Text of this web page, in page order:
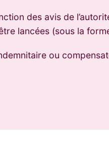
des avis de
lancées (sous la
ou